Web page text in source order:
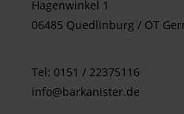
Hagenwinkel 1
06485 Quedlinburg / OT
Tel: 0151 / 22375116
info@barkanister.de